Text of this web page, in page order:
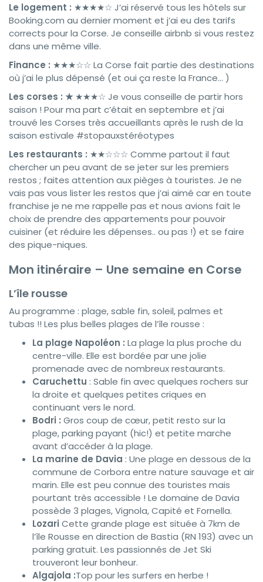
Le logement : ★★★★☆ J’ai réservé tous les hôtels sur
Booking.com au dernier moment et j’ai eu des tarifs
corrects pour la Corse. Je conseille airbnb si vous restez
dans une même ville.
Finance : ★★★☆☆ La Corse fait partie des destinations
où j’ai le plus dépensé (et oui ça reste la France… )
Les corses : ★ ★★★☆ Je vous conseille de partir hors
saison ! Pour ma part c’était en septembre et j’ai
trouvé les Corses très accueillants après le rush de la
saison estivale #stopauxstéréotypes
Les restaurants : ★★☆☆☆ Comme partout il faut
chercher un peu avant de se jeter sur les premiers
restos ; faites attention aux pièges à touristes. Je ne
vais pas vous lister les restos que j’ai aimé car en toute
franchise je ne me rappelle pas et nous avions fait le
choix de prendre des appartements pour pouvoir
cuisiner (et réduire les dépenses.. ou pas !) et se faire
des pique-niques.
Mon itinéraire – Une semaine en Corse
L’île rousse
Au programme : plage, sable fin, soleil, palmes et
tubas !! Les plus belles plages de l’île rousse :
La plage Napoléon : La plage la plus proche du
centre-ville. Elle est bordée par une jolie
promenade avec de nombreux restaurants.
Caruchettu : Sable fin avec quelques rochers sur
la droite et quelques petites criques en
continuant vers le nord.
Bodri : Gros coup de cœur, petit resto sur la
plage, parking payant (hic!) et petite marche
avant d’accéder à la plage.
La marine de Davia : Une plage en dessous de la
commune de Corbora entre nature sauvage et air
marin. Elle est peu connue des touristes mais
pourtant très accessible ! Le domaine de Davia
possède 3 plages, Vignola, Capité et Fornella.
Lozari Cette grande plage est située à 7km de
l’île Rousse en direction de Bastia (RN 193) avec un
parking gratuit. Les passionnés de Jet Ski
trouveront leur bonheur.
Algajola :Top pour les surfers en herbe !